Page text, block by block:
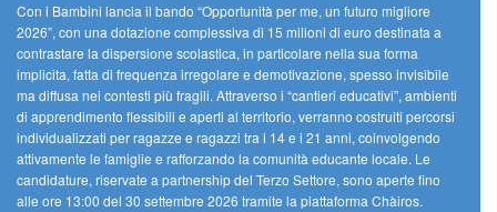
Con i Bambini lancia il bando “Opportunità per me, un futuro migliore
2026”, con una dotazione complessiva di 15 milioni di euro destinata a
contrastare la dispersione scolastica, in particolare nella sua forma
implicita, fatta di frequenza irregolare e demotivazione, spesso invisibile
ma diffusa nei contesti più fragili. Attraverso i “cantieri educativi”, ambienti
di apprendimento flessibili e aperti al territorio, verranno costruiti percorsi
individualizzati per ragazze e ragazzi tra i 14 e i 21 anni, coinvolgendo
attivamente le famiglie e rafforzando la comunità educante locale. Le
candidature, riservate a partnership del Terzo Settore, sono aperte fino
alle ore 13:00 del 30 settembre 2026 tramite la piattaforma Chàiros.